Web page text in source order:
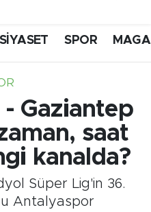
SİYASET SPOR
Gaziantep
saat
kanalda?
Süper Lig'in 36.
Antalyaspor
ve Fikstür